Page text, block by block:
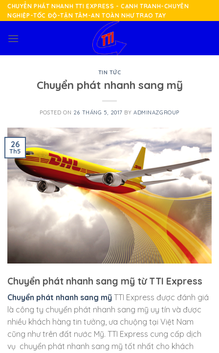
Skip
to
CHUYỂN PHÁT NHANH TTI EXPRESS - CẠNH TRANH-CHUYÊN
NGHIỆP-TỐC ĐỘ-TẬN TÂM-AN TOÀN NHƯ TRAO TAY
TIN TỨC
Chuyển phát nhanh sang mỹ
POSTED ON 26 THÁNG 5, 2017 BYADMINAZGROUP
26
Th5
Chuyển phát nhanh sang mỹ từ TTI Express
Chuyển phát nhanh sang mỹ TTI Express được đánh giá
là công ty chuyển phát nhanh sang mỹ uy tín và được
nhiều khách hàng tin tưởng, ưa chuộng tại Việt Nam
cũng như trên đất nước Mỹ. TTI Express cung cấp dịch
vụ chuyển phát nhanh sang mỹ tốt nhất cho khách